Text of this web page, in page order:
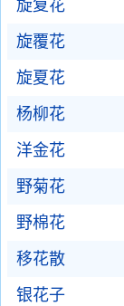
旋复花
旋覆花
旋夏花
杨柳花
洋金花
野菊花
野棉花
移花散
银花子